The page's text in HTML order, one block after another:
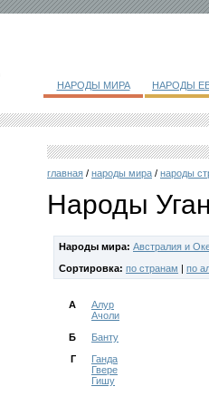
НАРОДЫ МИРА НАРОДЫ
главная / народы мира / народы
Народы
Народы мира: Австралия и
Сортировка: по странам | по
А
Алур
Ачоли
Б
Банту
Г
Ганда
Гвере
Гишу